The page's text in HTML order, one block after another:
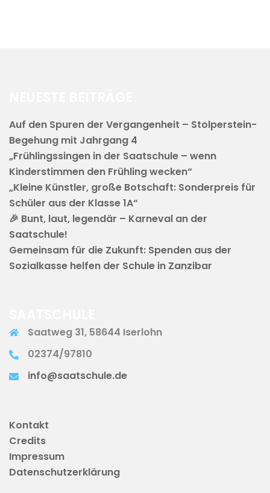
Auf den Spuren der Vergangenheit – Stolperstein-
Begehung mit Jahrgang 4
„Frühlingssingen in der Saatschule – wenn
Kinderstimmen den Frühling wecken“
„Kleine Künstler, große Botschaft: Sonderpreis für
Schüler aus der Klasse 1A“
🎉 Bunt, laut, legendär – Karneval an der
Saatschule!
Gemeinsam für die Zukunft: Spenden aus der
Sozialkasse helfen der Schule in Zanzibar
Saatweg 31, 58644 Iserlohn
02374/97810
info@saatschule.de
Kontakt
Credits
Impressum
Datenschutzerklärung